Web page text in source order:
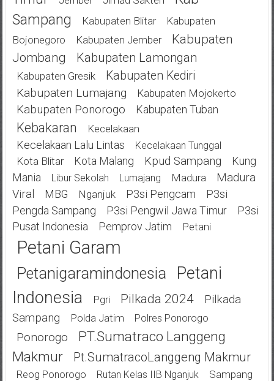
Sampang
Kabupaten Blitar
Kabupaten
Bojonegoro
Kabupaten Jember
Kabupaten
Jombang
Kabupaten Lamongan
Kabupaten Gresik
Kabupaten Kediri
Kabupaten Lumajang
Kabupaten Mojokerto
Kabupaten Ponorogo Kabupaten Tuban
Kebakaran Kecelakaan
Kecelakaan Lalu Lintas Kecelakaan Tunggal
Kota Blitar Kota Malang Kpud Sampang
Kung
Mania
Libur Sekolah Lumajang Madura
Madura
Viral
MBG Nganjuk P3si Pengcam
P3si
Pengda Sampang
P3si Pengwil Jawa Timur
P3si
Pusat Indonesia
Pemprov Jatim Petani
Petani Garam
Petanigaramindonesia
Petani
Indonesia
Pgri Pilkada 2024
Pilkada
Sampang
Polda Jatim Polres Ponorogo
Ponorogo
PT.Sumatraco Langgeng
Makmur
Pt.SumatracoLanggeng Makmur
Reog Ponorogo Rutan Kelas IIB Nganjuk
Sampang